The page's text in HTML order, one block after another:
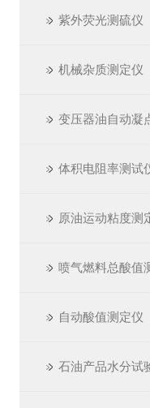
紫外荧光测硫仪
机械杂质测定仪
变压器油自动凝
体积电阻率测试
原油运动粘度测
喷气燃料总酸值
自动酸值测定仪
石油产品水分试